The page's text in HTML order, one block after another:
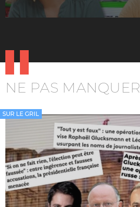
NE PAS MANQUER
SUR LE GRIL